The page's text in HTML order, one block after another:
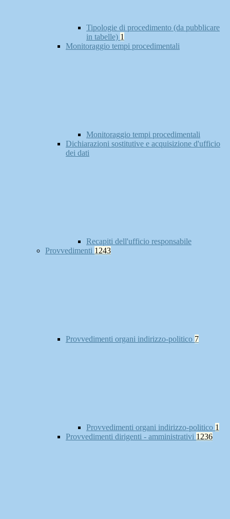
Tipologie di procedimento (da pubblicare
in tabelle) 1
Monitoraggio tempi procedimentali
Monitoraggio tempi procedimentali
Dichiarazioni sostitutive e acquisizione d'ufficio
dei dati
Recapiti dell'ufficio responsabile
Provvedimenti 1243
Provvedimenti organi indirizzo-politico 7
Provvedimenti organi indirizzo-politico 1
Provvedimenti dirigenti - amministrativi 1236